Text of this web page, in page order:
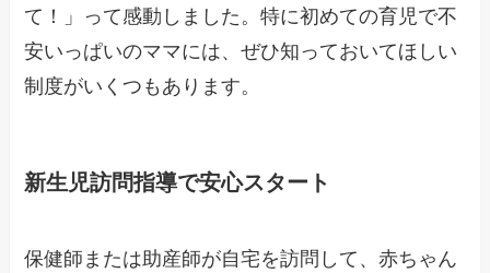
て！」って感動しました。特に初めての育児で不
安いっぱいのママには、ぜひ知っておいてほしい
制度がいくつもあります。
新生児訪問指導で安心スタート
保健師または助産師が自宅を訪問して、赤ちゃん